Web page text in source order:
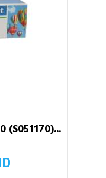
(S051170)...